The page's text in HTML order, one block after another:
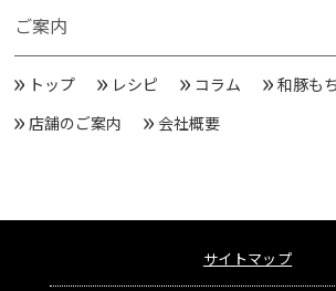
ご案内
トップ レシピ コラム
和豚も
店舗のご案内
会社概要
サイトマップ